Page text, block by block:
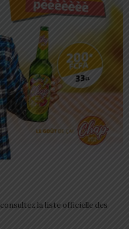
la liste officielle des